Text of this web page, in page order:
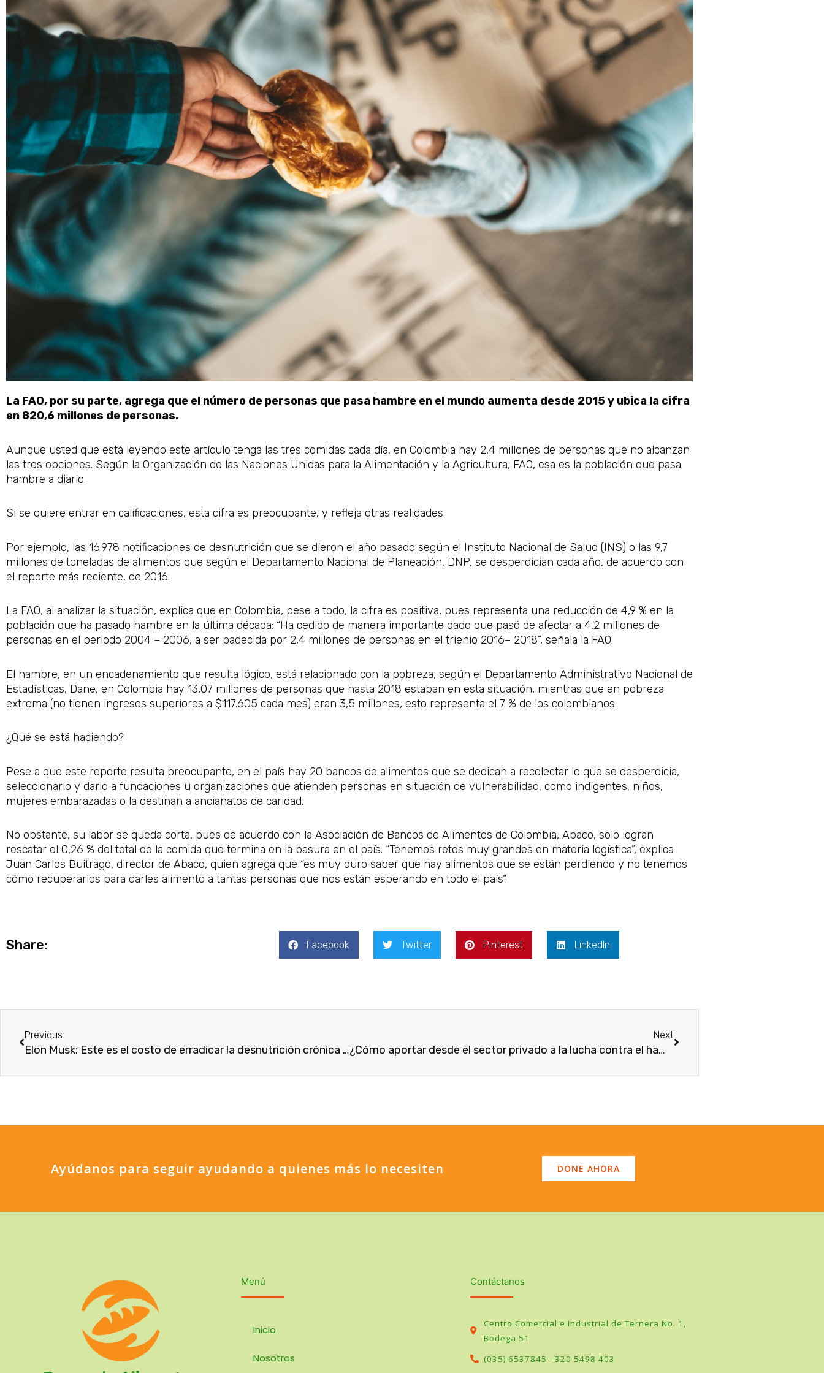
La FAO, por su parte, agrega que el número de personas que pasa hambre en el mundo aumenta desde 2015 y ubica la cifra
en 820,6 millones de personas.
Aunque usted que está leyendo este artículo tenga las tres comidas cada día, en Colombia hay 2,4 millones de personas que no alcanzan
las tres opciones. Según la Organización de las Naciones Unidas para la Alimentación y la Agricultura, FAO, esa es la población que pasa
hambre a diario.
Si se quiere entrar en calificaciones, esta cifra es preocupante, y refleja otras realidades.
Por ejemplo, las 16.978 notificaciones de desnutrición que se dieron el año pasado según el Instituto Nacional de Salud (INS) o las 9,7
millones de toneladas de alimentos que según el Departamento Nacional de Planeación, DNP, se desperdician cada año, de acuerdo con
el reporte más reciente, de 2016.
La FAO, al analizar la situación, explica que en Colombia, pese a todo, la cifra es positiva, pues representa una reducción de 4,9 % en la
población que ha pasado hambre en la última década: “Ha cedido de manera importante dado que pasó de afectar a 4,2 millones de
personas en el periodo 2004 – 2006, a ser padecida por 2,4 millones de personas en el trienio 2016– 2018”, señala la FAO.
El hambre, en un encadenamiento que resulta lógico, está relacionado con la pobreza, según el Departamento Administrativo Nacional de
Estadísticas, Dane, en Colombia hay 13,07 millones de personas que hasta 2018 estaban en esta situación, mientras que en pobreza
extrema (no tienen ingresos superiores a $117.605 cada mes) eran 3,5 millones, esto representa el 7 % de los colombianos.
¿Qué se está haciendo?
Pese a que este reporte resulta preocupante, en el país hay 20 bancos de alimentos que se dedican a recolectar lo que se desperdicia,
seleccionarlo y darlo a fundaciones u organizaciones que atienden personas en situación de vulnerabilidad, como indigentes, niños,
mujeres embarazadas o la destinan a ancianatos de caridad.
No obstante, su labor se queda corta, pues de acuerdo con la Asociación de Bancos de Alimentos de Colombia, Abaco, solo logran
rescatar el 0,26 % del total de la comida que termina en la basura en el país. “Tenemos retos muy grandes en materia logística”, explica
Juan Carlos Buitrago, director de Abaco, quien agrega que “es muy duro saber que hay alimentos que se están perdiendo y no tenemos
cómo recuperarlos para darles alimento a tantas personas que nos están esperando en todo el país”.
Share: Facebook Twitter Pinterest LinkedIn
Previous
Elon Musk: Este es el costo de erradicar la desnutrición crónica en Colombia
Next
¿Cómo aportar desde el sector privado a la lucha contra el hambre?
Ayúdanos para seguir ayudando a quienes más lo necesiten DONE AHORA
Menú
Inicio
Nosotros
Contáctanos
Centro Comercial e Industrial de Ternera No. 1,
Bodega 51
(035) 6537845 - 320 5498 403